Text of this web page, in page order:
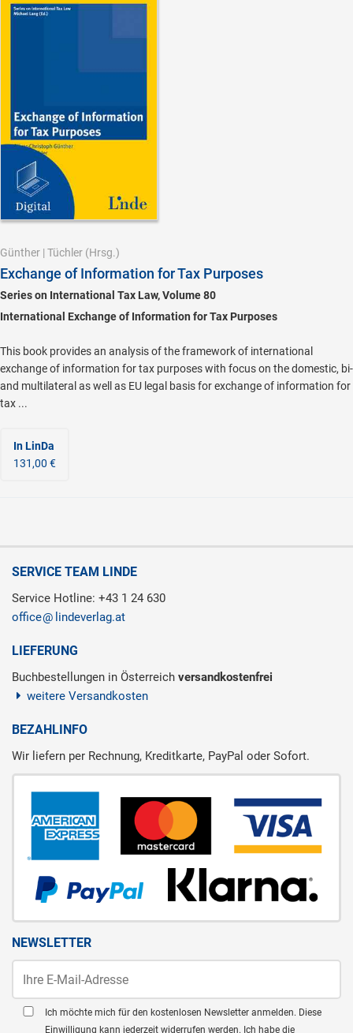
Günther | Tüchler (Hrsg.)
Exchange of Information for Tax Purposes
Series on International Tax Law, Volume 80
International Exchange of Information for Tax Purposes
This book provides an analysis of the framework of international
exchange of information for tax purposes with focus on the domestic, bi-
and multilateral as well as EU legal basis for exchange of information for
tax ...
In LinDa
131,00 €
SERVICE TEAM LINDE
Service Hotline: +43 1 24 630
office
lindeverlag.at
LIEFERUNG
Buchbestellungen in Österreich versandkostenfrei
weitere Versandkosten
BEZAHLINFO
Wir liefern per Rechnung, Kreditkarte, PayPal oder Sofort.
NEWSLETTER
Ich möchte mich für den kostenlosen Newsletter anmelden. Diese
Einwilligung kann jederzeit widerrufen werden. Ich habe die